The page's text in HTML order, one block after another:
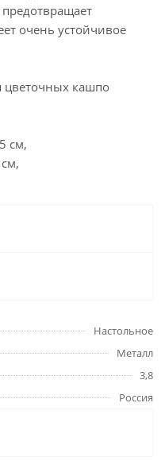
очень устойчивое
цветочных кашпо
см,
Настольное
Металл
3,8
Россия